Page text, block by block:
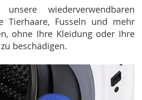
wiederverwendbaren
Tierhaare, Fusseln und mehr
ohne Ihre Kleidung oder Ihre
beschädigen.